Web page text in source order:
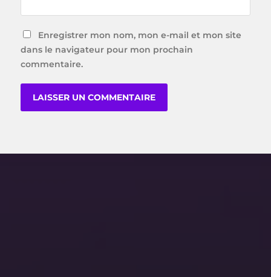
Enregistrer mon nom, mon e-mail et mon site
dans le navigateur pour mon prochain
commentaire.